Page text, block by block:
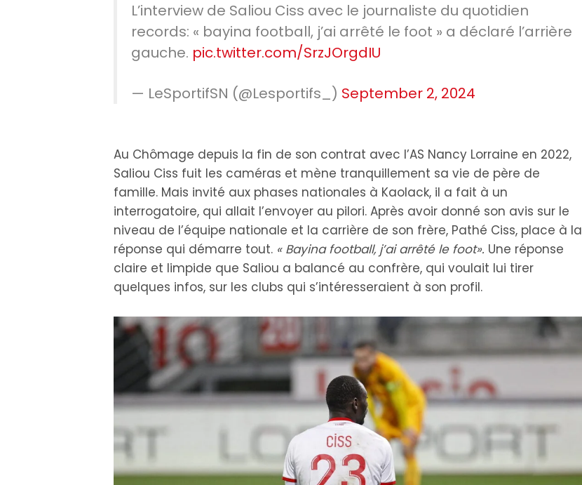
L’interview de Saliou Ciss avec le journaliste du quotidien
records: « bayina football, j’ai arrêté le foot » a déclaré l’arrière
gauche. pic.twitter.com/SrzJOrgdIU
— LeSportifSN (@Lesportifs_) September 2, 2024
Au Chômage depuis la fin de son contrat avec l’AS Nancy Lorraine en 2022,
Saliou Ciss fuit les caméras et mène tranquillement sa vie de père de
famille. Mais invité aux phases nationales à Kaolack, il a fait à un
interrogatoire, qui allait l’envoyer au pilori. Après avoir donné son avis sur le
niveau de l’équipe nationale et la carrière de son frère, Pathé Ciss, place à la
réponse qui démarre tout. « Bayina football, j’ai arrêté le foot». Une réponse
claire et limpide que Saliou a balancé au confrère, qui voulait lui tirer
quelques infos, sur les clubs qui s’intéresseraient à son profil.